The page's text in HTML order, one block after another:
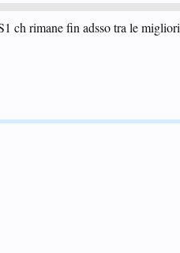
ch rimane fin adsso tra le migliori